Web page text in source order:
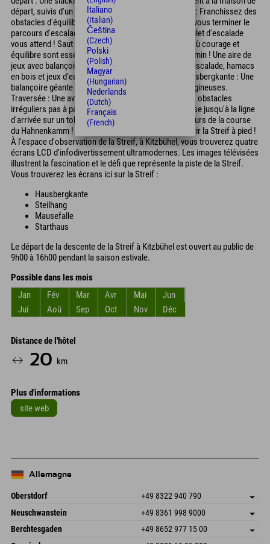
départ, suivis d'un toboggan tubulaire. Piège à souris : Franchissez des
obstacles d'équilibre individuels. Carrousel : Saurez-vous terminer le
parcours d'escalade coloré ? Pente raide : Un grand filet d'escalade
vous attend ! Saut du pont : Un pont suspendu étroit où courage et
équilibre sont essentiels. Saut du Seidlalm : À mi-chemin ! Une aire de
jeux avec balançoire géante, trampoline, structure d'escalade, hamacs
en bois et jeux d'eau vous invite à vous détendre. Hausbergkante : Une
balançoire géante vous propulse à des hauteurs vertigineuses.
Traversée : Une aventure palpitante ! Franchissez des obstacles
irréguliers pas à pas. Saut final : Glissez à toute vitesse jusqu'à la ligne
d'arrivée sur un toboggan aquatique, comme les skieurs de la course
du Hahnenkamm ! En été, vous pouvez aussi conquérir la Streif à pied !
À l'espace d'observation de la Streif, à Kitzbühel, vous trouverez quatre
écrans LCD d'infodivertissement ultramodernes. Les images télévisées
illustrent la fascination et le défi que représente la piste de la Streif.
Vous trouverez les écrans ici sur la Streif :
Hausbergkante
Steilhang
Mausefalle
Starthaus
Le départ de la descente de la Streif à Kitzbühel est ouvert au public de
9h00 à 16h00 pendant la saison estivale.
Possible dans les mois
Jan
Fév Mar Avr Mai
Jun
Jui
Aoû Sep Oct Nov Déc
Distance de l'hôtel
20 km
Plus d'informations
site web
Allemagne
Oberstdorf +49 8322 940 790
An der Breitach 3
87538 Fischen I. Allgäu
Allemagne
Enregistrer l'adresse
Informations d'arrivée
Réservation
Neuschwanstein +49 8361 998 9000
An der Riese 45
87484 Nesselwang im Allgäu
Enregistrer l'adresse
Berchtesgaden +49 8652 977 15 00
Italiano
(Italian)
Čeština
(Czech)
Polski
(Polish)
Magyar
(Hungarian)
Nederlands
(Dutch)
Français
(French)